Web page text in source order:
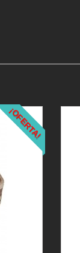
¡OFERTA!